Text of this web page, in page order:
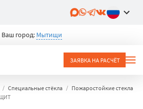
Ваш город: Мытищи
ЗАЯВКА НА РАСЧЁТ
Специальные стёкла
Пожаростойкие стекла